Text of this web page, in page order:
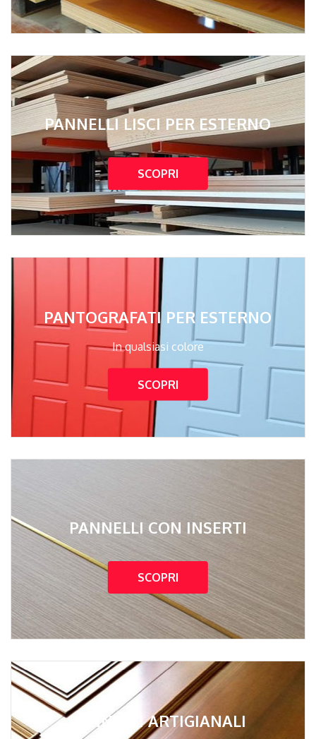
PANNELLI LISCI PER ESTERNO
SCOPRI
PANTOGRAFATI PER ESTERNO
In qualsiasi colore
SCOPRI
PANNELLI CON INSERTI
SCOPRI
PANNELLI ARTIGIANALI